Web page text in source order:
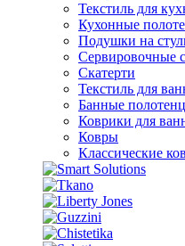
Текстиль для
Кухонные
Подушки на
Сервировочные
Скатерти
Текстиль для
Банные
Коврики для
Ковры
Классические